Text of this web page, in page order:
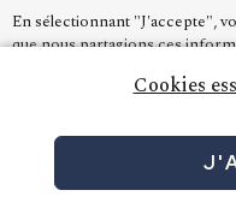
Une nouvelle identité
Découvrez LabKorner,
photographique
En sélectionnant "J'accepte",
que nous partagions ces
refusez, nous utiliserons
Cookies